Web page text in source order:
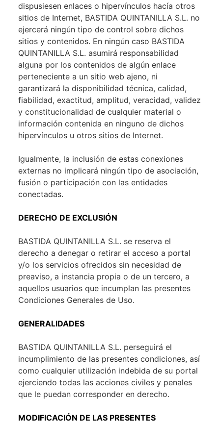
dispusiesen enlaces o hipervínculos hacía otros
sitios de Internet, BASTIDA QUINTANILLA S.L. no
ejercerá ningún tipo de control sobre dichos
sitios y contenidos. En ningún caso BASTIDA
QUINTANILLA S.L. asumirá responsabilidad
alguna por los contenidos de algún enlace
perteneciente a un sitio web ajeno, ni
garantizará la disponibilidad técnica, calidad,
fiabilidad, exactitud, amplitud, veracidad, validez
y constitucionalidad de cualquier material o
información contenida en ninguno de dichos
hipervínculos u otros sitios de Internet.
Igualmente, la inclusión de estas conexiones
externas no implicará ningún tipo de asociación,
fusión o participación con las entidades
conectadas.
DERECHO DE EXCLUSIÓN
BASTIDA QUINTANILLA S.L. se reserva el
derecho a denegar o retirar el acceso a portal
y/o los servicios ofrecidos sin necesidad de
preaviso, a instancia propia o de un tercero, a
aquellos usuarios que incumplan las presentes
Condiciones Generales de Uso.
GENERALIDADES
BASTIDA QUINTANILLA S.L. perseguirá el
incumplimiento de las presentes condiciones, así
como cualquier utilización indebida de su portal
ejerciendo todas las acciones civiles y penales
que le puedan corresponder en derecho.
MODIFICACIÓN DE LAS PRESENTES